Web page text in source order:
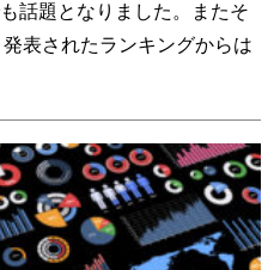
話題となりました。またそ
表されたランキングからは